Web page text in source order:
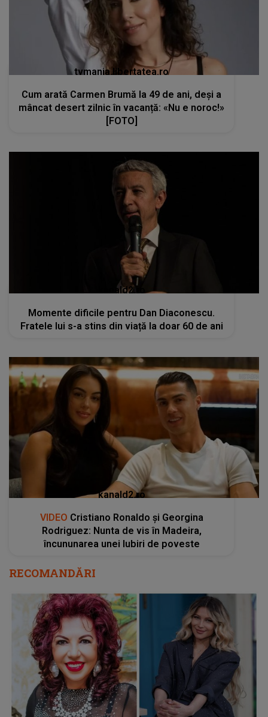
tvmania.libertatea.ro
Cum arată Carmen Brumă la 49 de ani, deși a
mâncat desert zilnic în vacanță: «Nu e noroc!»
[FOTO]
kanald2.ro
Momente dificile pentru Dan Diaconescu.
Fratele lui s-a stins din viață la doar 60 de ani
kanald2.ro
VIDEO Cristiano Ronaldo și Georgina
Rodriguez: Nunta de vis în Madeira,
încununarea unei Iubiri de poveste
RECOMANDĂRI